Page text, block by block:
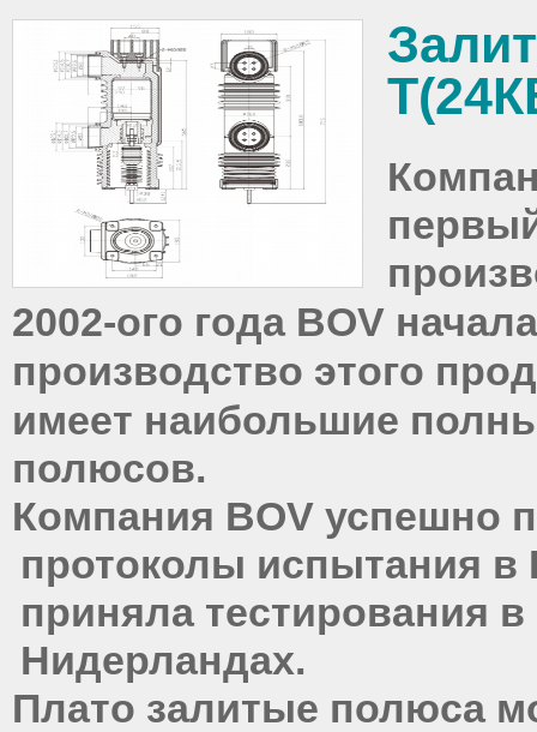
2002-ого года BOV
производство этого
имеет наибольшие
полюсов.
Компания BOV успешно
протоколы испытания в
приняла тестирования
Нидерландах.
Плато залитые полюса